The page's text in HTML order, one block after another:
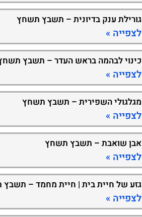
גורילת ענק בדיונית – תשבץ תשחץ
לצפייה »
כינוי לבהמה בראש העדר – תשבץ
לצפייה »
מגלגולי השפירית – תשבץ תשחץ
לצפייה »
אבן שואבת – תשבץ תשחץ
לצפייה »
גזע של חיית בית | חיית מחמד –
לצפייה »